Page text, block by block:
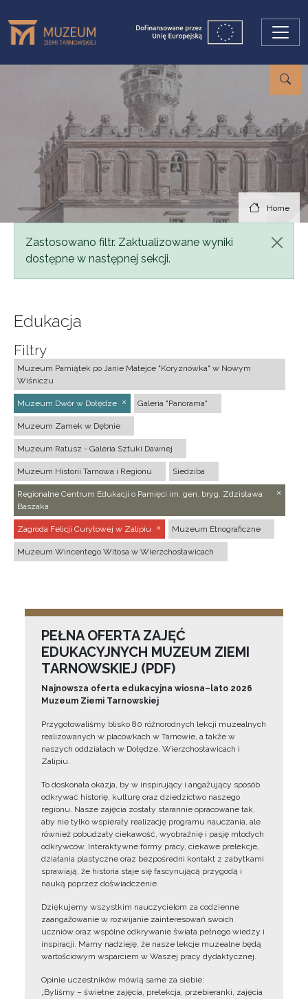
Home
Status message
Zastosowano filtr. Zaktualizowane wyniki
dostępne w następnej sekcji.
Edukacja
Filtry
Muzeum Pamiątek po Janie Matejce "Koryznówka" w Nowym
Wiśniczu
Muzeum Dwór w Dołędze Galeria "Panorama"
Muzeum Zamek w Dębnie
Muzeum Ratusz - Galeria Sztuki Dawnej
Muzeum Historii Tarnowa i Regionu Siedziba
Regionalne Centrum Edukacji o Pamięci im. gen. bryg. Zdzisława
Baszaka
Zagroda Felicji Curyłowej w Zalipiu Muzeum Etnograficzne
Muzeum Wincentego Witosa w Wierzchosławicach
PEŁNA OFERTA ZAJĘĆ
EDUKACYJNYCH MUZEUM ZIEMI
TARNOWSKIEJ (PDF)
Najnowsza oferta edukacyjna wiosna–lato 2026
Muzeum Ziemi Tarnowskiej
Przygotowaliśmy blisko 80 różnorodnych lekcji muzealnych
realizowanych w placówkach w Tarnowie, a także w
naszych oddziałach w Dołędze, Wierzchosławicach i
Zalipiu.
To doskonała okazja, by w inspirujący i angażujący sposób
odkrywać historię, kulturę oraz dziedzictwo naszego
regionu. Nasze zajęcia zostały starannie opracowane tak,
aby nie tylko wspierały realizację programu nauczania, ale
również pobudzały ciekawość, wyobraźnię i pasję młodych
odkrywców. Interaktywne formy pracy, ciekawe prelekcje,
działania plastyczne oraz bezpośredni kontakt z zabytkami
sprawiają, że historia staje się fascynującą przygodą i
nauką poprzez doświadczenie.
Dziękujemy wszystkim nauczycielom za codzienne
zaangażowanie w rozwijanie zainteresowań swoich
uczniów oraz wspólne odkrywanie świata pełnego wiedzy i
inspiracji. Mamy nadzieję, że nasze lekcje muzealne będą
wartościowym wsparciem w Waszej pracy dydaktycznej.
Opinie uczestników mówią same za siebie:
„Byliśmy – świetne zajęcia, prelekcja, przebieranki, zajęcia